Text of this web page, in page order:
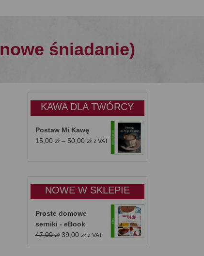
śniadanie)
KAWA DLA TWÓRCY
Postaw Mi Kawę
15,00 zł – 50,00 złZakres
od
do
50,00 zł
z VAT
NOWE W SKLEPIE
Proste domowe
serniki - eBook
47,00zł Pierwotna
cena
39,00 złAktualna
cena
z VAT